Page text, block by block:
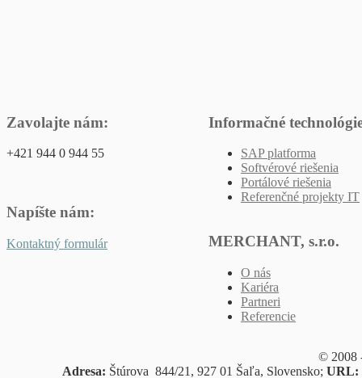
Zavolajte nám:
+421 944 0 944 55
Napíšte nám:
Kontaktný formulár
Informačné
SAP platforma
Softvérové riešenia
Portálové riešenia
Referenčné projekty IT
MERCHANT, s.r.o.
O nás
Kariéra
Partneri
Referencie
© 2008
Adresa: Štúrova 844/21, 927 01 Šaľa, Slovensko; URL: